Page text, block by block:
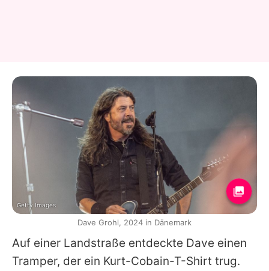
Auf einer Landstraße entdeckte Dave einen
Tramper, der ein Kurt-Cobain-T-Shirt trug.
Getty Images
Dave Grohl, 2024 in Dänemark